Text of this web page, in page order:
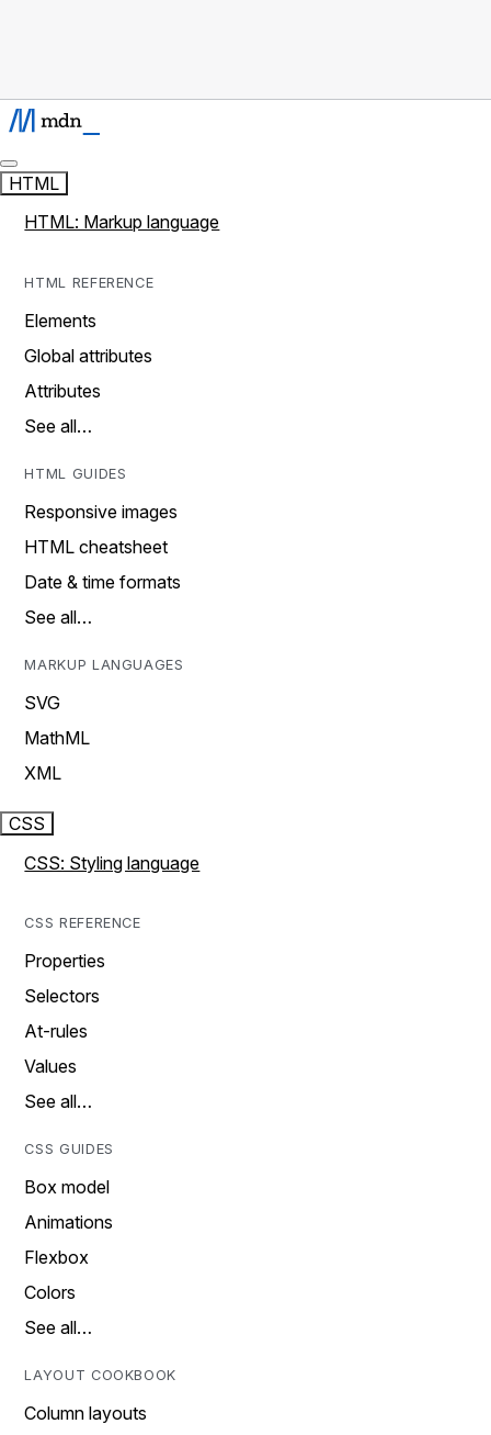
HTML
HTML: Markup language
HTML REFERENCE
Elements
Global attributes
Attributes
See all…
HTML GUIDES
Responsive images
HTML cheatsheet
Date & time formats
See all…
MARKUP LANGUAGES
SVG
MathML
XML
CSS
CSS: Styling language
CSS REFERENCE
Properties
Selectors
At-rules
Values
See all…
CSS GUIDES
Box model
Animations
Flexbox
Colors
See all…
LAYOUT COOKBOOK
Column layouts